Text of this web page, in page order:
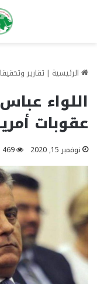
الرئيسية | تقارير
اللواء
عقوبات
نوفمبر 15, 2020 469